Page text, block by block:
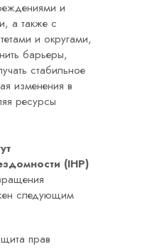
и
а также с
и округами,
барьеры,
стабильное
изменения в
ресурсы
(IHP)
следующим
прав